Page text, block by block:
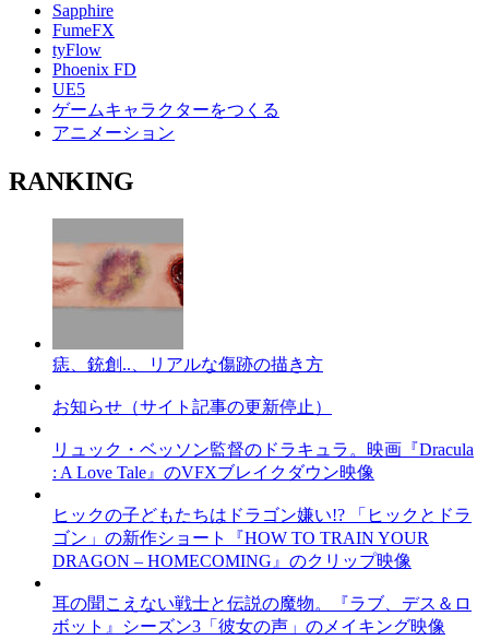
Sapphire
FumeFX
tyFlow
Phoenix FD
UE5
ゲームキャラクターをつくる
アニメーション
RANKING
痣、銃創..、リアルな傷跡の描き方
お知らせ（サイト記事の更新停止）
リュック・ベッソン監督のドラキュラ。映画『Dracula
: A Love Tale』のVFXブレイクダウン映像
ヒックの子どもたちはドラゴン嫌い!? 「ヒックとドラ
ゴン」の新作ショート『HOW TO TRAIN YOUR
DRAGON – HOMECOMING』のクリップ映像
耳の聞こえない戦士と伝説の魔物。『ラブ、デス＆ロ
ボット』シーズン3「彼女の声」のメイキング映像